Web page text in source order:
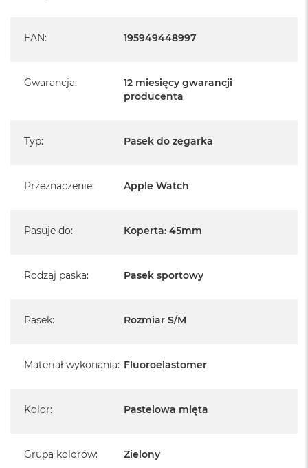
EAN: 195949448997
Gwarancja:
12 miesięcy gwarancji
producenta
Typ: Pasek do zegarka
Przeznaczenie: Apple Watch
Pasuje do: Koperta: 45mm
Rodzaj paska: Pasek sportowy
Pasek: Rozmiar S/M
Materiał wykonania: Fluoroelastomer
Kolor: Pastelowa mięta
Grupa kolorów: Zielony